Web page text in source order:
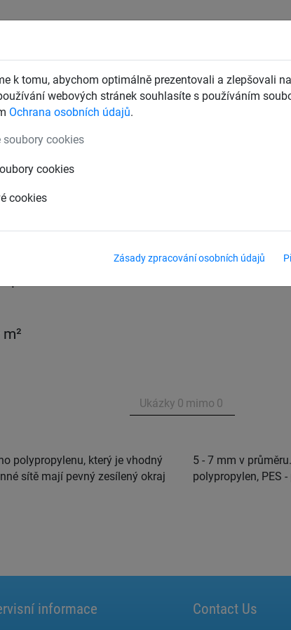
k tomu, abychom optimálně prezentovali a zlepšovali
webových stránek souhlasíte s používáním
Ochrana osobních údajů.
soubory cookies
cookies
cookies
Zásady zpracování osobních údajů
ZÁCHYTNÉ BEZPEČNOSTNÍ SÍTĚ
sítě Ochranné sítě v m²
sítím
přání.
Ukázky 0 mimo 0
polypropylenu, který je vhodný
sítě mají pevný zesílený okraj
zahrnuto v ceně za m2. (PP -
polypropylen, PES
informace Contact Us